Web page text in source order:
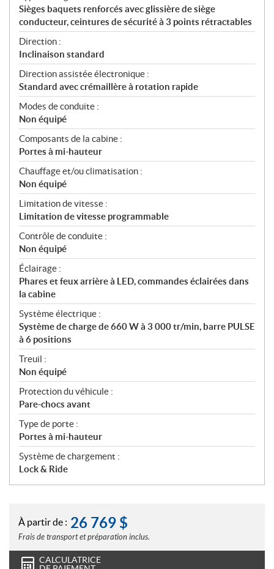
Sièges baquets renforcés avec glissière de siège
conducteur, ceintures de sécurité à 3 points rétractables
Direction :
Inclinaison standard
Direction assistée électronique :
Standard avec crémaillère à rotation rapide
Modes de conduite :
Non équipé
Composants de la cabine :
Portes à mi-hauteur
Chauffage et/ou climatisation :
Non équipé
Limitation de vitesse :
Limitation de vitesse programmable
Contrôle de conduite :
Non équipé
Éclairage :
Phares et feux arrière à LED, commandes éclairées dans
la cabine
Système électrique :
Système de charge de 660 W à 3 000 tr/min, barre PULSE
à 6 positions
Treuil :
Non équipé
Protection du véhicule :
Pare-chocs avant
Type de porte :
Portes à mi-hauteur
Système de chargement :
Lock & Ride
À partir de : 26 769 $
Frais de transport et préparation inclus.
CALCULATRICE